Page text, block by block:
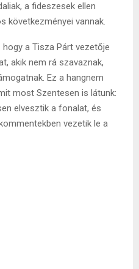
a fideszesek ellen
következményei vannak.
a Tisza Párt vezetője
akik nem rá szavaznak,
Ez a hangnem
most Szentesen is látunk:
elvesztik a fonalat, és
vezetik le a